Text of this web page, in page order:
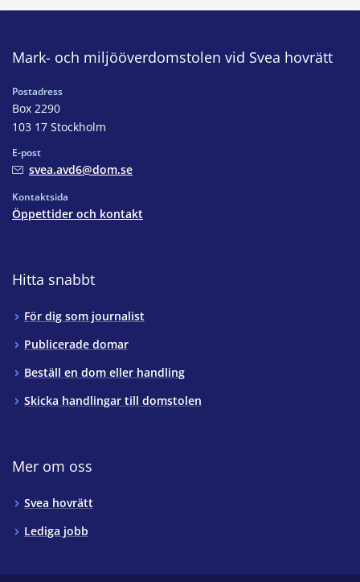
Mark- och miljööverdomstolen vid Svea hovrätt
Postadress
Box 2290
103 17 Stockholm
E-post
svea.avd6@dom.se
Kontaktsida
Öppettider och kontakt
Hitta snabbt
För dig som journalist
Publicerade domar
Beställ en dom eller handling
Skicka handlingar till domstolen
Mer om oss
Svea hovrätt
Lediga jobb